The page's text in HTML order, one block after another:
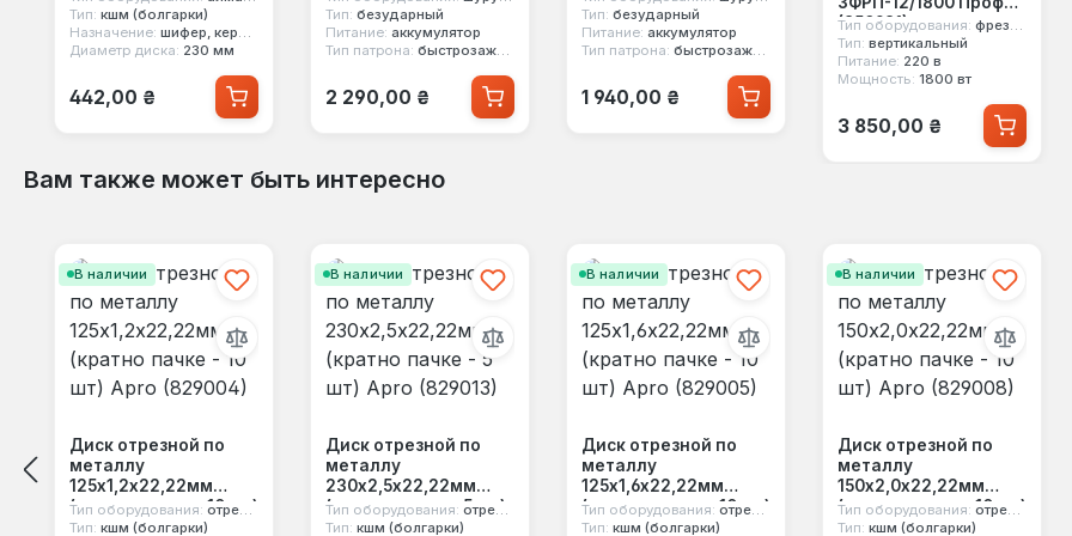
Тип: кшм (болгарки)
Назначение: шифер, керамика, гранит, мрамор, черепица, кирпич, бетон
Диаметр диска: 230 мм
Обычная цена:
442,00 ₴
Тип: безударный
Питание: аккумулятор
Тип патрона: быстрозажимной
Обычная цена:
2 290,00 ₴
Тип: безударный
Питание: аккумулятор
Тип патрона: быстрозажимной
Обычная цена:
1 940,00 ₴
(850981)
Тип оборудования: фрезер ручной
Тип: вертикальный
Питание: 220 в
Мощность: 1800 вт
Обычная цена:
3 850,00 ₴
Вам также может быть интересно
В наличии
Диск отрезной по
металлу
125х1,2х22,22мм
(кратно пачке - 10 шт)
Apro (829004)
Тип оборудования: отрезной диск
Тип: кшм (болгарки)
В наличии
Диск отрезной по
металлу
230х2,5х22,22мм
(кратно пачке - 5 шт)
Apro (829013)
Тип оборудования: отрезной диск
Тип: кшм (болгарки)
В наличии
Диск отрезной по
металлу
125х1,6х22,22мм
(кратно пачке - 10 шт)
Apro (829005)
Тип оборудования: отрезной диск
Тип: кшм (болгарки)
В наличии
Диск отрезной по
металлу
150х2,0х22,22мм
(кратно пачке - 10 шт)
Apro (829008)
Тип оборудования: отрезной диск
Тип: кшм (болгарки)